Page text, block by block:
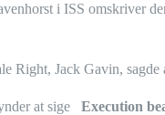
i ISS omskriver
Right, Jack Gavin,
at sige Execution